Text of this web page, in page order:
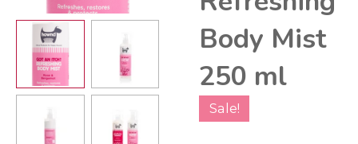
Body Mist
250 ml
Sale!